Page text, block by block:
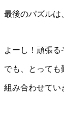
最後のパズルは
よーし！頑張る
でも、とっても
組み合わせてい